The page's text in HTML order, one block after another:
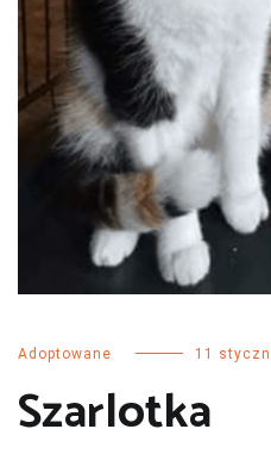
Adoptowane 11
Szarlotka